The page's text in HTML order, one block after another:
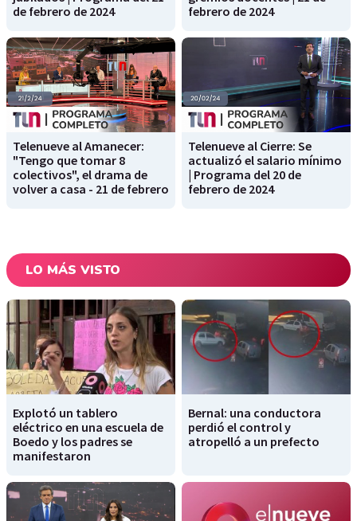
de febrero de 2024
febrero de 2024
Telenueve al Amanecer:
"Tengo que tomar 8
colectivos", el drama de
volver a casa - 21 de febrero
Telenueve al Cierre: Se
actualizó el salario mínimo
| Programa del 20 de
febrero de 2024
LO MÁS VISTO
Explotó un tablero
eléctrico en una escuela de
Boedo y los padres se
manifestaron
Bernal: una conductora
perdió el control y
atropelló a un prefecto